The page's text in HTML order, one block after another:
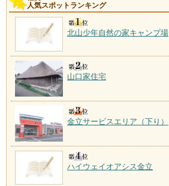
人気スポットランキング
北山少年自然の家キャンプ場
山口家住宅
金立サービスエリア（下り）
ハイウェイオアシス金立